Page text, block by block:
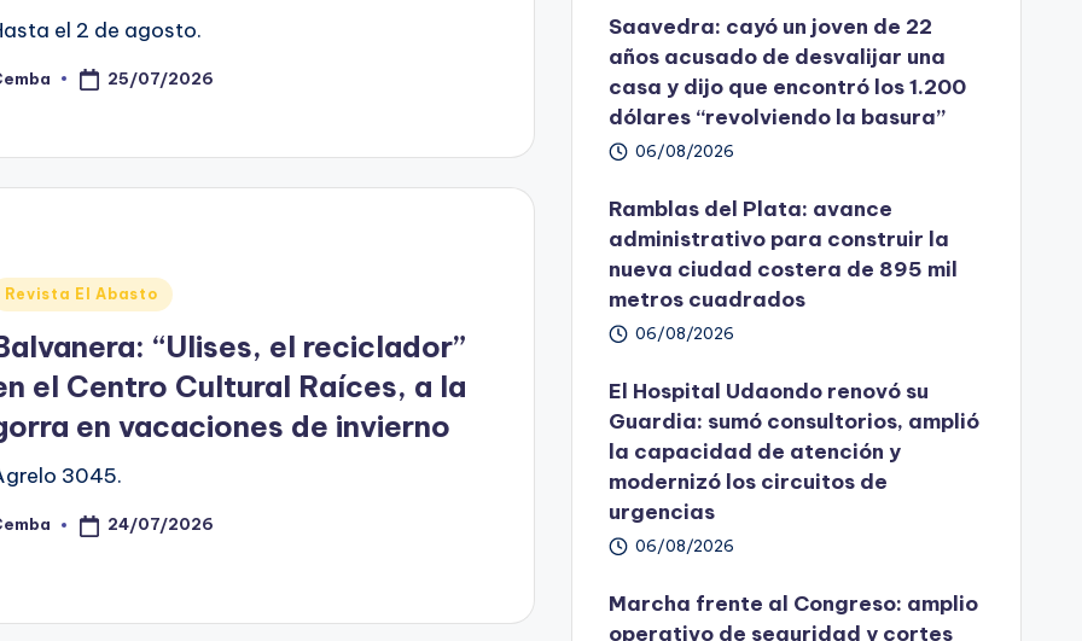
el 2 de agosto.
25/07/2026
Revista El Abasto
“Ulises, el reciclador”
el Centro Cultural Raíces, a la
en vacaciones de invierno
3045.
24/07/2026
Saavedra: cayó un joven de 22
años acusado de desvalijar una
casa y dijo que encontró los 1.200
dólares “revolviendo la basura”
06/08/2026
Ramblas del Plata: avance
administrativo para construir la
nueva ciudad costera de 895 mil
metros cuadrados
06/08/2026
El Hospital Udaondo renovó su
Guardia: sumó consultorios, amplió
la capacidad de atención y
modernizó los circuitos de
urgencias
06/08/2026
Marcha frente al Congreso: amplio
operativo de seguridad y cortes